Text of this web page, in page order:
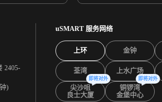
2405-
)
uSMART 服务网络
上环 金钟
荃湾 上水广场
尖沙咀
良士大厦
即将对外
铜锣湾
金堡中心
即将对外